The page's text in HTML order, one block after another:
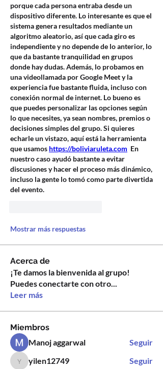
porque cada persona entraba desde un
dispositivo diferente. Lo interesante es que el
sistema genera resultados mediante un
algoritmo aleatorio, así que cada giro es
independiente y no depende de lo anterior, lo
que da bastante tranquilidad en grupos
donde hay dudas. Además, lo probamos en
una videollamada por Google Meet y la
experiencia fue bastante fluida, incluso con
conexión normal de internet. Lo bueno es
que puedes personalizar las opciones según
lo que necesites, ya sean nombres, premios o
decisiones simples del grupo. Si quieres
echarle un vistazo, aquí está la herramienta
que usamos https://boliviaruleta.com
  En
nuestro caso ayudó bastante a evitar
discusiones y hacer el proceso más dinámico,
incluso la gente lo tomó como parte divertida
del evento.
Mostrar más respuestas
Acerca de
¡Te damos la bienvenida al grupo!
Puedes conectarte con otro...
Leer más
Miembros
Manoj aggarwal
Seguir
yilen12749
yilen12749 Seguir